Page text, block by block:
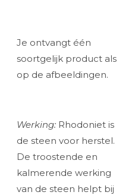
Je ontvangt één
soortgelijk product als
op de afbeeldingen.
Werking: Rhodoniet is
de steen voor herstel.
De troostende en
kalmerende werking
van de steen helpt bij